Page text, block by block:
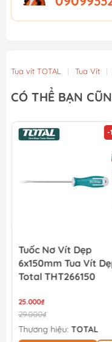
Tua vít TOTAL | Tua Vít |
CÓ THỂ BẠN
-
Tuốc Nơ Vít Dẹp
6x150mm Tua Vít
Total THT266150
25.000₫
29.000₫
Thương hiệu: TOTAL